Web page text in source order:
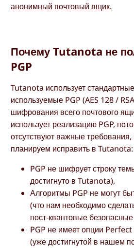
анонимный почтовый ящик.
Почему Tutanota не
PGP
Tutanota использует
используемые PGP (AES 128 /
шифрования всего почтового
использует реализацию PGP,
отсутствуют важные
планируем исправить в Tutanota:
PGP не шифрует строку
достигнуто в Tutanota),
Алгоритмы PGP не могут
(что нам необходимо
пост-квантовые
PGP не имеет опции
(уже достигнутой в нашем